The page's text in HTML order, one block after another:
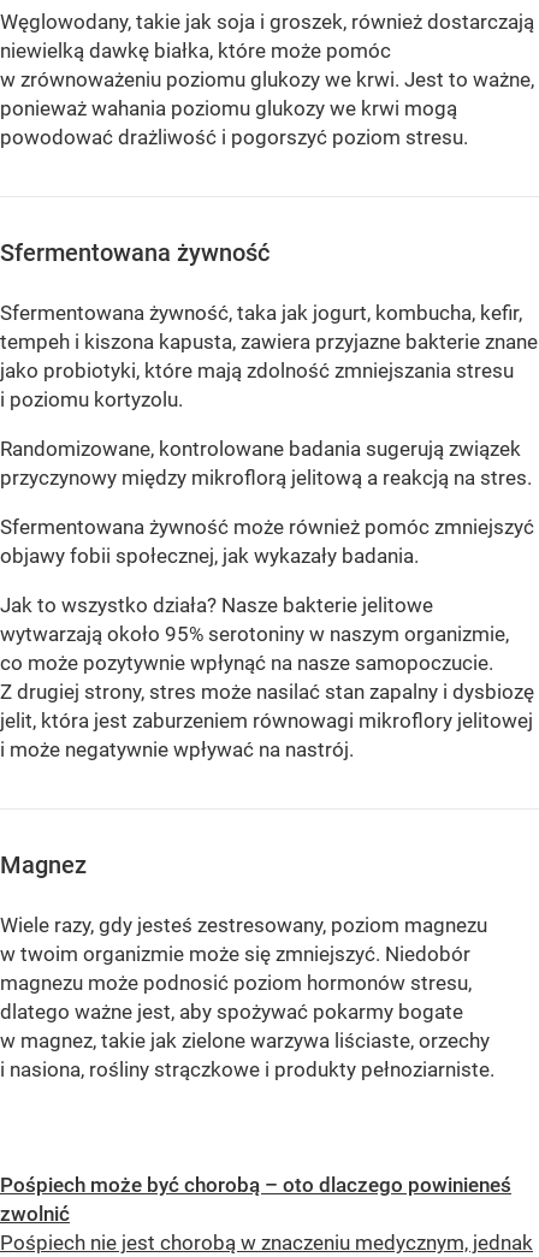
Węglowodany, takie jak soja i groszek, również dostarczają
niewielką dawkę białka, które może pomóc
w zrównoważeniu poziomu glukozy we krwi. Jest to ważne,
ponieważ wahania poziomu glukozy we krwi mogą
powodować drażliwość i pogorszyć poziom stresu.
Sfermentowana żywność
Sfermentowana żywność, taka jak jogurt, kombucha, kefir,
tempeh i kiszona kapusta, zawiera przyjazne bakterie znane
jako probiotyki, które mają zdolność zmniejszania stresu
i poziomu kortyzolu.
Randomizowane, kontrolowane badania sugerują związek
przyczynowy między mikroflorą jelitową a reakcją na stres.
Sfermentowana żywność może również pomóc zmniejszyć
objawy fobii społecznej, jak wykazały badania.
Jak to wszystko działa? Nasze bakterie jelitowe
wytwarzają około 95% serotoniny w naszym organizmie,
co może pozytywnie wpłynąć na nasze samopoczucie.
Z drugiej strony, stres może nasilać stan zapalny i dysbiozę
jelit, która jest zaburzeniem równowagi mikroflory jelitowej
i może negatywnie wpływać na nastrój.
Magnez
Wiele razy, gdy jesteś zestresowany, poziom magnezu
w twoim organizmie może się zmniejszyć. Niedobór
magnezu może podnosić poziom hormonów stresu,
dlatego ważne jest, aby spożywać pokarmy bogate
w magnez, takie jak zielone warzywa liściaste, orzechy
i nasiona, rośliny strączkowe i produkty pełnoziarniste.
Pośpiech może być chorobą – oto dlaczego powinieneś
zwolnić
Pośpiech nie jest chorobą w znaczeniu medycznym, jednak